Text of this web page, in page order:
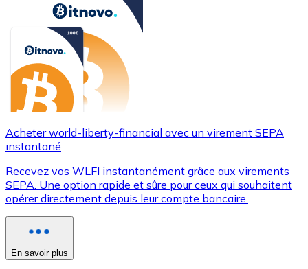
Acheter world-liberty-financial avec un virement SEPA
instantané
Recevez vos WLFI instantanément grâce aux virements
SEPA. Une option rapide et sûre pour ceux qui souhaitent
opérer directement depuis leur compte bancaire.
En savoir plus